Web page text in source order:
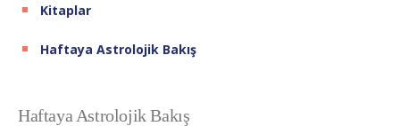
Kitaplar
Haftaya Astrolojik Bakış
Haftaya Astrolojik Bakış